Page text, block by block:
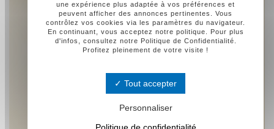
une expérience plus adaptée à vos préférences et
peuvent afficher des annonces pertinentes. Vous
contrôlez vos cookies via les paramètres du navigateur.
En continuant, vous acceptez notre politique. Pour plus
d'infos, consultez notre Politique de Confidentialité.
Profitez pleinement de votre visite !
Tout accepter
Personnaliser